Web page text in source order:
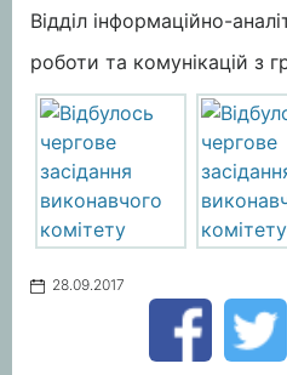
Відділ інформаційно-
роботи та комунікацій з
28.09.2017